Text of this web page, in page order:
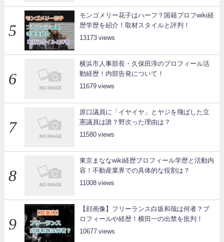
モンゴメリー花子はハーフ？国籍プロフwiki経
歴学歴を紹介！取材スタイルと評判！
13173
横浜市人事部長・久保田淳のプロフィール活
動経歴！内部告発について！
11679
原口議員に「イヤイヤ」とヤジを飛ばした立
憲議員は誰？野次った理由は？
11580
東京まななwiki経歴プロフィール学歴と活動内
容！不動産業界での具体的な役割は？
11008
【顔画像】フリーランス白坂和哉は何者？プ
ロフィールや経歴！横田一の出禁を批判！
10677